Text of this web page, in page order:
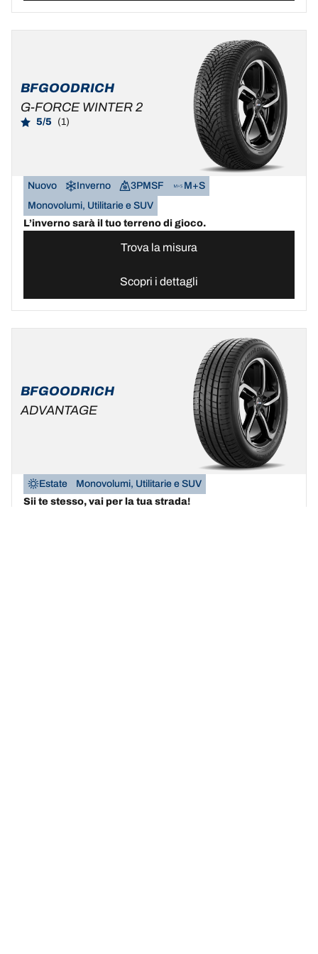
BFGOODRICH
G-FORCE WINTER 2
5/5 (1)
Nuovo Inverno 3PMSF
M+S
Monovolumi, Utilitarie e SUV
L’inverno sarà il tuo terreno di gioco.
Trova la misura
Scopri i dettagli
BFGOODRICH
ADVANTAGE
Estate
Monovolumi, Utilitarie e SUV
Sii te stesso, vai per la tua strada!